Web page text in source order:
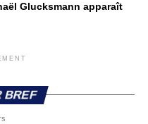
Glucksmann apparaît
BREF